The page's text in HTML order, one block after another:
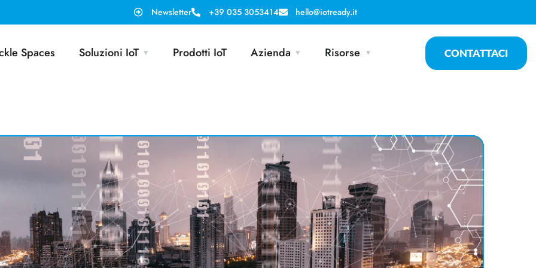
Newsletter +39 035 3053414 hello@iotready.it
Spaces Soluzioni IoT Prodotti IoT Azienda Risorse CONTATTACI